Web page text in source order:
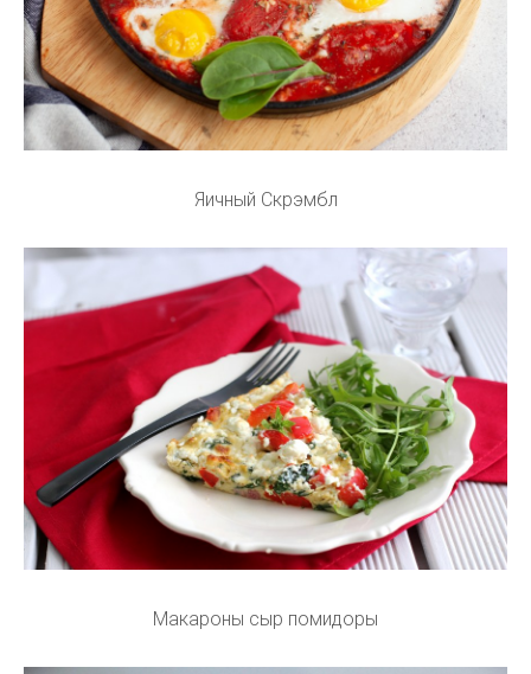
Яичный Скрэмбл
Макароны сыр помидоры